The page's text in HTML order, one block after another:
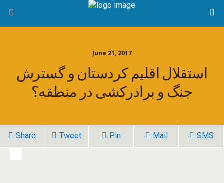
June 21, 2017
استقلال اقلیم کردستان و گسترش
جنگ و برادرکشی در منطقه؟
Share Tweet Pin Mail SMS